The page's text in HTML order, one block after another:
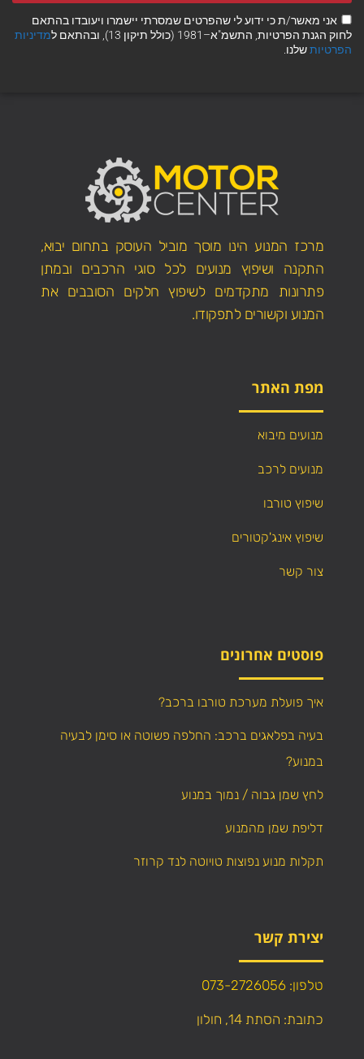
אני מאשר/ת כי ידוע לי שהפרטים שמסרתי יישמרו ויעובדו בהתאם
לחוק הגנת הפרטיות, התשמ"א–1981 (כולל תיקון 13), ובהתאם ל
מדיניות
הפרטיותשלנו.
מרכז המנוע הינו מוסך מוביל העוסק בתחום יבוא,
התקנה ושיפוץ מנועים לכל סוגי הרכבים ובמתן
פתרונות מתקדמים לשיפוץ חלקים הסובבים את
המנוע וקשורים לתפקודו.
מפת האתר
מנועים מיבוא
מנועים לרכב
שיפוץ טורבו
שיפוץ אינג'קטורים
צור קשר
פוסטים אחרונים
איך פועלת מערכת טורבו ברכב?
בעיה בפלאגים ברכב: החלפה פשוטה או סימן לבעיה
במנוע?
לחץ שמן גבוה / נמוך במנוע
דליפת שמן מהמנוע
תקלות מנוע נפוצות טויוטה לנד קרוזר
יצירת קשר
טלפון: 073-2726056
כתובת: הסתת 14, חולון